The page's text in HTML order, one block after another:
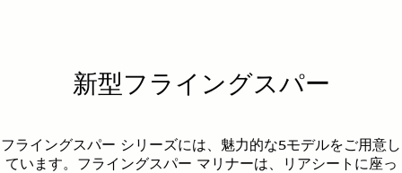
新型フライングスパー
フライングスパー シリーズには、魅力的な5モデルをご用意し
ています。フライングスパー マリナーは、リアシートに座っ